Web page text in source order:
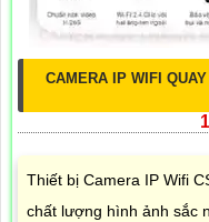
CAMERA IP WIFI
Thiết bị Camera IP Wifi
chất lượng hình ảnh sắc